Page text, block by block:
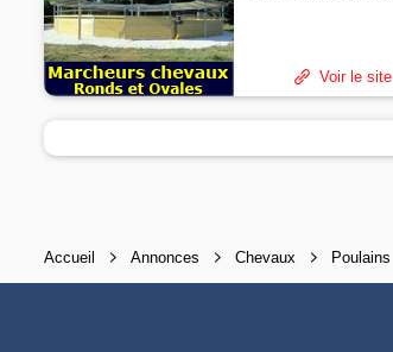
Voir le site
Accueil Annonces Chevaux Poulains